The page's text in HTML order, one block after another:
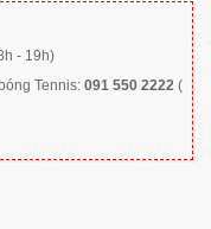
- 19h)
Tennis: 091 550 2222 (